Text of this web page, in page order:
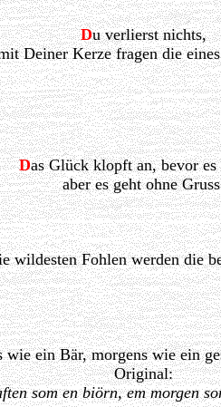
Du verlierst nichts,
Deiner Kerze fragen die
Das Glück klopft an, bevor
aber es geht ohne
wildesten Fohlen werden die
wie ein Bär, morgens wie ein
Original:
som en biörn, em morgen